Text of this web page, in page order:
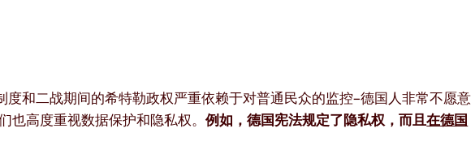
和二战期间的希特勒政权严重依赖于对普通民众的监控–德国人非常不愿意
也高度重视数据保护和隐私权。例如，德国宪法规定了隐私权，而且在德国